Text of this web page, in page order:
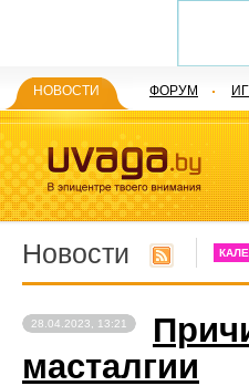
Новости
28.04.2023, 13:21
масталгии
НОВОСТИ ФОРУМ